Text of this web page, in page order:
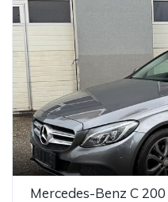
Mercedes-Benz C